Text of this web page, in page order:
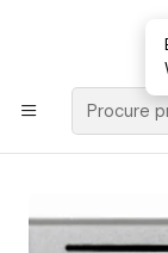
Loja Valongo:
E-mail:
Início
Fonte de
KBZ 24V 8.33A